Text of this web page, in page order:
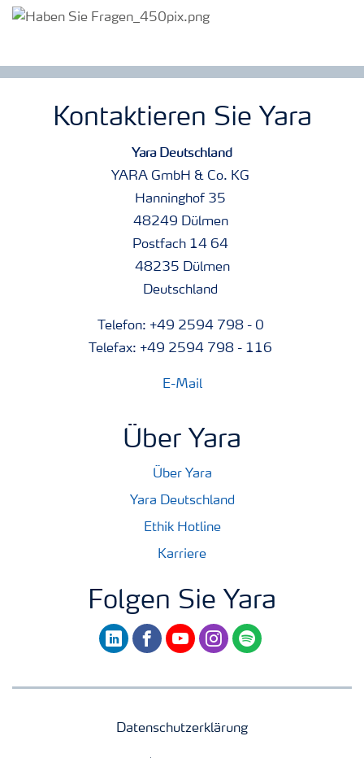
Kontaktieren Sie Yara
Yara Deutschland
YARA GmbH & Co. KG
Hanninghof 35
48249 Dülmen
Postfach 14 64
48235 Dülmen
Deutschland
Telefon: +49 2594 798 - 0
Telefax: +49 2594 798 - 116
E-Mail
Über Yara
Über Yara
Yara Deutschland
Ethik Hotline
Karriere
Folgen Sie Yara
linkedinfacebookyoutubeinstagram
spotify
Datenschutzerklärung